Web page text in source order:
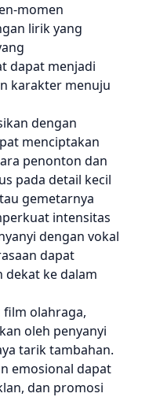
momen
lirik yang
dapat menjadi
karakter menuju
dengan
menciptakan
penonton dan
pada detail kecil
gemetarnya
intensitas
dengan vokal
dapat
dekat ke dalam
olahraga,
oleh penyanyi
tarik tambahan.
emosional dapat
dan promosi